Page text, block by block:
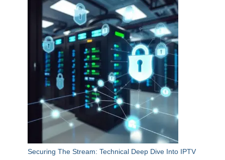
Securing The Stream: Technical Deep Dive Into IPTV